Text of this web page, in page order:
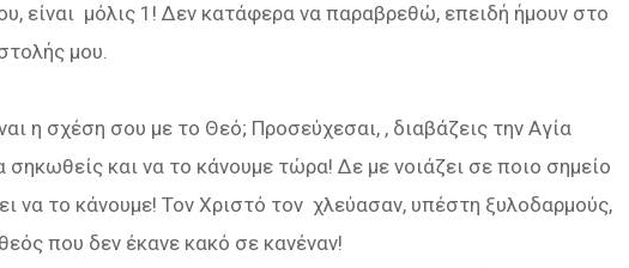
είναι μόλις 1! Δεν κατάφερα να παραβρεθώ, επειδή ήμουν στο
μου.
η σχέση σου με το Θεό; Προσεύχεσαι, , διαβάζεις την Αγία
και να το κάνουμε τώρα! Δε με νοιάζει σε ποιο σημείο
να το κάνουμε! Τον Χριστό τον χλεύασαν, υπέστη ξυλοδαρμούς,
που δεν έκανε κακό σε κανέναν!